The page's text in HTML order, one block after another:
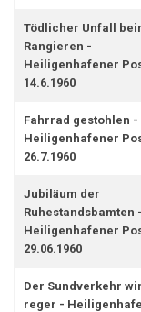
Tödlicher Unfall
Rangieren -
Heiligenhafener
14.6.1960
Fahrrad gestohlen -
Heiligenhafener
26.7.1960
Jubiläum der
Ruhestandsbamten -
Heiligenhafener
29.06.1960
Der Sundverkehr
reger -